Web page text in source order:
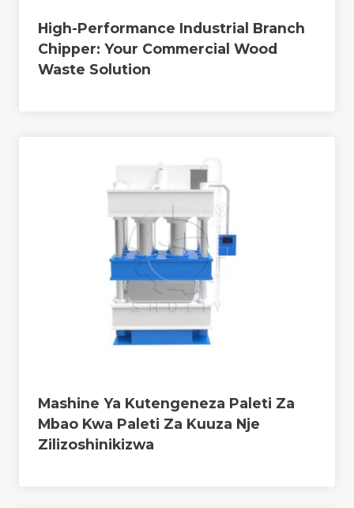
High-Performance Industrial Branch
Chipper: Your Commercial Wood
Waste Solution
Mashine Ya Kutengeneza Paleti Za
Mbao Kwa Paleti Za Kuuza Nje
Zilizoshinikizwa